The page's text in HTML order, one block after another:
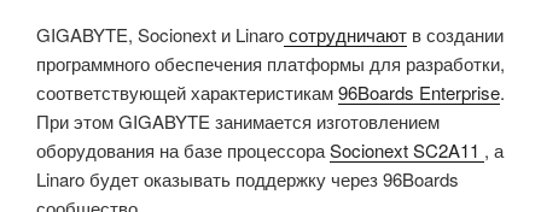
для
плат
разработки
96Boards»
GIGABYTE, Socionext и Linaroсотрудничают в создании
программного обеспечения платформы для разработки,
соответствующей характеристикам96Boards Enterprise.
При этом GIGABYTE занимается изготовлением
оборудования на базе процессораSocionext SC2A11 , а
Linaro будет оказывать поддержку через 96Boards